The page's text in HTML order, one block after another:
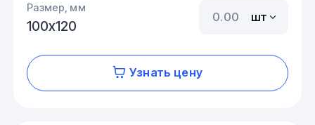
Размер, мм
100х120
шт
Узнать цену